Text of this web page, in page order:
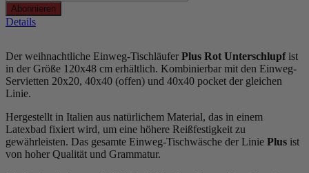
Abonnieren
Details
Der weihnachtliche Einweg-Tischläufer Plus Rot Unterschlupfist
in der Größe 120x48 cm erhältlich. Kombinierbar mit den Einweg-
Servietten 20x20, 40x40 (offen) und 40x40 pocket der gleichen
Linie.
Hergestellt in Italien aus natürlichem Material, das in einem
Latexbad fixiert wird, um eine höhere Reißfestigkeit zu
gewährleisten. Das gesamte Einweg-Tischwäsche der Linie Plus ist
von hoher Qualität und Grammatur.